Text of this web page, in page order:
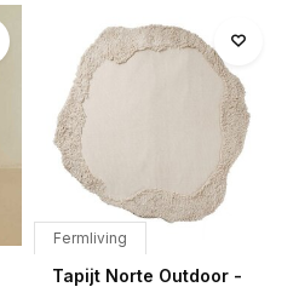
Fermliving
Tapijt Norte Outdoor -